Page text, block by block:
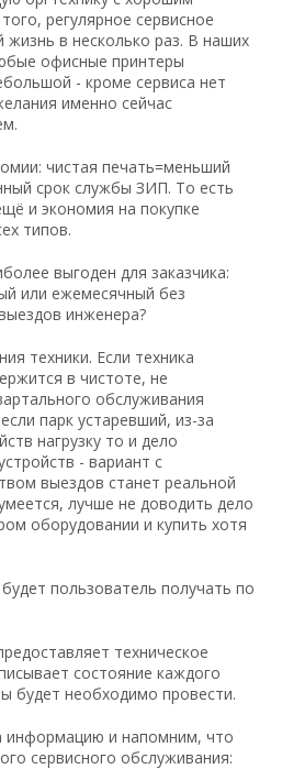
регулярное сервисное
жизнь в несколько раз. В наших
офисные принтеры
- кроме сервиса нет
именно сейчас
чистая печать=меньший
срок службы ЗИП. То есть
и экономия на покупке
типов.
выгоден для заказчика:
или ежемесячный без
инженера?
техники. Если техника
в чистоте, не
обслуживания
парк устаревший, из-за
нагрузку то и дело
- вариант с
выездов станет реальной
лучше не доводить дело
оборудовании и купить хотя
пользователь получать по
техническое
состояние каждого
будет необходимо провести.
информацию и напомним, что
сервисного обслуживания: